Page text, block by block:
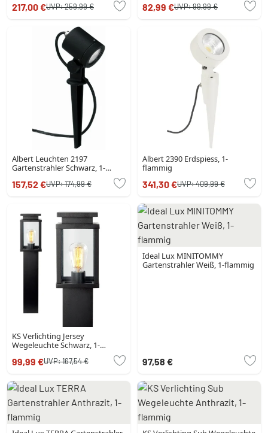
217,00 €UVP:259,99 € 82,99 €UVP:99,99 €
Albert Leuchten 2197
Gartenstrahler Schwarz, 1-
157,52 €UVP:174,99 €
Albert 2390 Erdspiess, 1-
flammig
341,30 €UVP:409,99 €
KS Verlichting Jersey
Wegeleuchte Schwarz, 1-
99,99 €UVP:167,54 €
Ideal Lux MINITOMMY
Gartenstrahler Weiß, 1-flammig
97,58 €